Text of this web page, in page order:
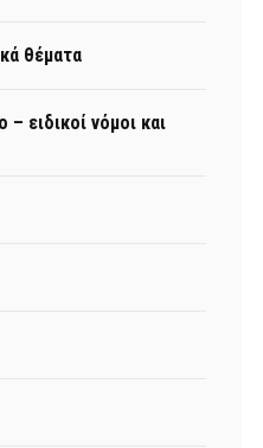
θέματα
– ειδικοί νόμοι και